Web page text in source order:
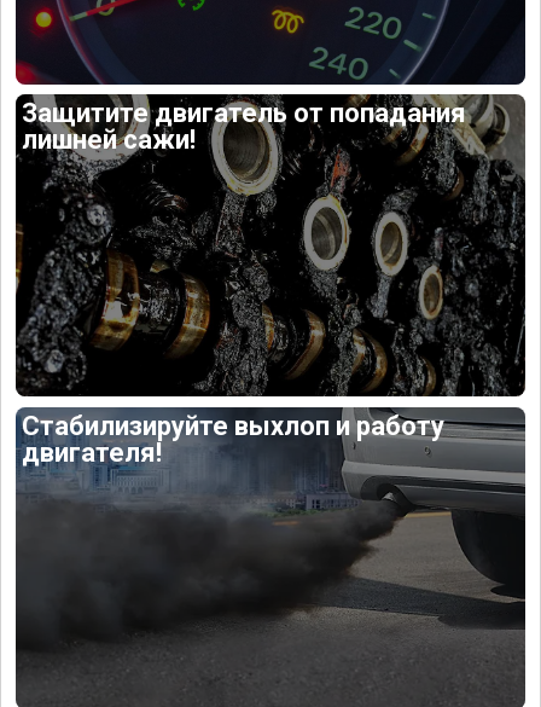
Защитите двигатель от попадания
лишней сажи!
Стабилизируйте выхлоп и работу
двигателя!